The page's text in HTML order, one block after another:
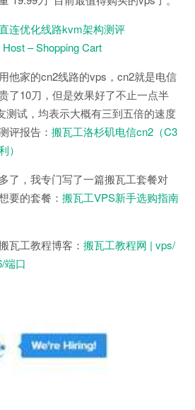
连优化线路kvm架构测评
– Shopping Cart
他家的cn2线路的vps，cn2就是电信
了10刀，但是效果好了不止一点半
测试，均表示大概有三到五倍的速度
评报告： 搬瓦工洛杉矶电信cn2（C3
）
了，我专门写了一篇搬瓦工套餐对
要的套餐： 搬瓦工VPS新手选购指南
瓦工教程博客： 搬瓦工教程网 | vps/
端口